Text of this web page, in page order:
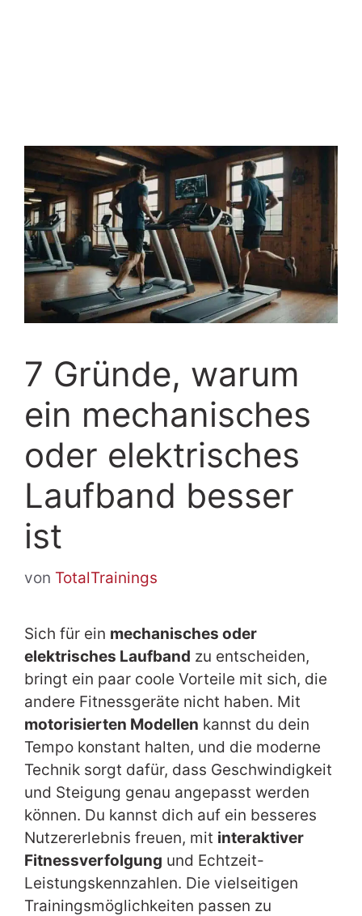
7 Gründe, warum
ein mechanisches
oder elektrisches
Laufband besser
ist
von TotalTrainings
Sich für ein mechanisches oder
elektrisches Laufband zu entscheiden,
bringt ein paar coole Vorteile mit sich, die
andere Fitnessgeräte nicht haben. Mit
motorisierten Modellen kannst du dein
Tempo konstant halten, und die moderne
Technik sorgt dafür, dass Geschwindigkeit
und Steigung genau angepasst werden
können. Du kannst dich auf ein besseres
Nutzererlebnis freuen, mit interaktiver
Fitnessverfolgung und Echtzeit-
Leistungskennzahlen. Die vielseitigen
Trainingsmöglichkeiten passen zu